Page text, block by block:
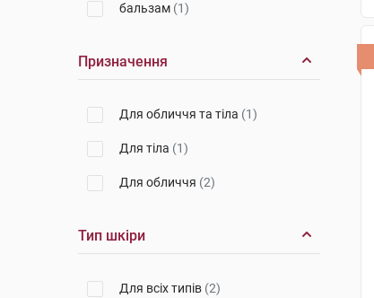
бальзам (1)
Призначення
Для обличчя та тіла (1)
Для тіла (1)
Для обличчя (2)
Тип шкіри
Для всіх типів (2)